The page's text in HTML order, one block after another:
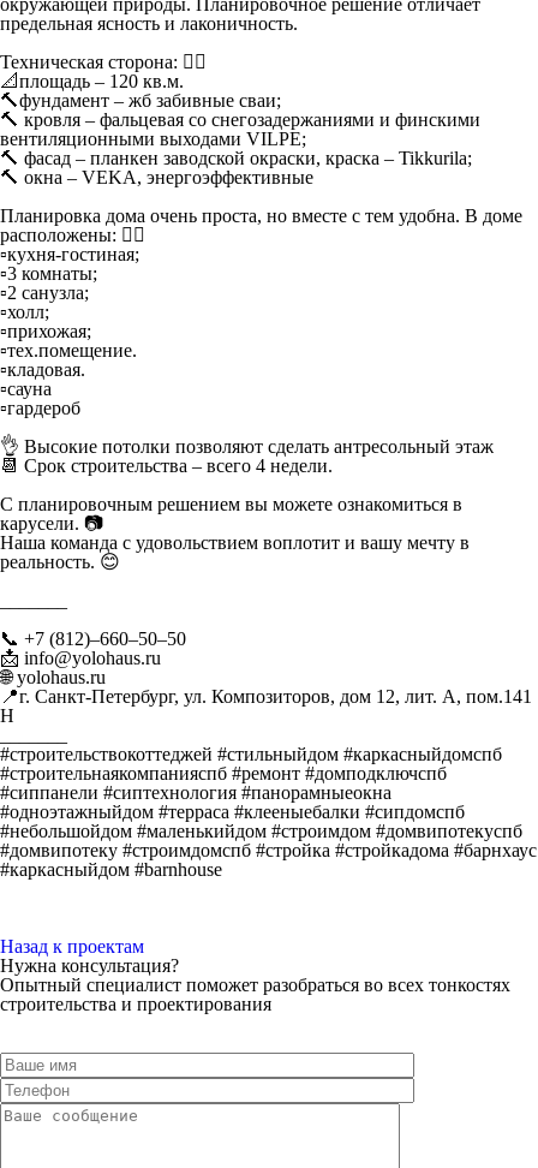
окружающей природы. Планировочное решение отличает
предельная ясность и лаконичность.
Техническая сторона: 👇🏼
📐площадь – 120 кв.м.
🔨фундамент – жб забивные сваи;
🔨 кровля – фальцевая со снегозадержаниями и финскими
вентиляционными выходами VILPE;
🔨 фасад – планкен заводской окраски, краска – Tikkurila;
🔨 окна – VEKA, энергоэффективные
Планировка дома очень проста, но вместе с тем удобна. В доме
расположены: 👇🏼
▫️кухня-гостиная;
▫️3 комнаты;
▫️2 санузла;
▫️холл;
▫️прихожая;
▫️тех.помещение.
▫️кладовая.
▫️сауна
▫️гардероб
👌 Высокие потолки позволяют сделать антресольный этаж
📆 Срок строительства – всего 4 недели.
С планировочным решением вы можете ознакомиться в
карусели. 📷
Наша команда с удовольствием воплотит и вашу мечту в
реальность. 😊
📞 +7 (812)–660–50–50
📩 info@yolohaus.ru
🌐 yolohaus.ru
📍г. Санкт-Петербург, ул. Композиторов, дом 12, лит. А, пом.141
Н
#строительствокоттеджей #стильныйдом #каркасныйдомспб
#строительнаякомпанияспб #ремонт #домподключспб
#сиппанели #сиптехнология #панорамныеокна
#одноэтажныйдом #терраса #клееныебалки #сипдомспб
#небольшойдом #маленькийдом #строимдом #домвипотекуспб
#домвипотеку #строимдомспб #стройка #стройкадома #барнхаус
#каркасныйдом #barnhouse
Назад к проектам
Нужна консультация?
Опытный специалист поможет разобраться во всех тонкостях
строительства и проектирования